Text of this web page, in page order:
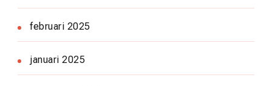
februari 2025
januari 2025